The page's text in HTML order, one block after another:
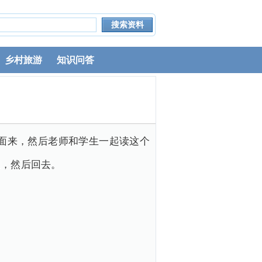
乡村旅游 知识问答
来，然后老师和学生一起读这个
然后回去。